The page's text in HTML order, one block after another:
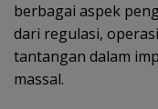
berbagai aspek
dari regulasi,
tantangan dalam
massal.